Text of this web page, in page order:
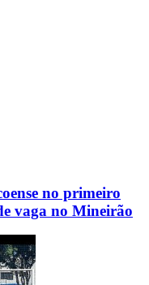
no primeiro
vaga no Mineirão